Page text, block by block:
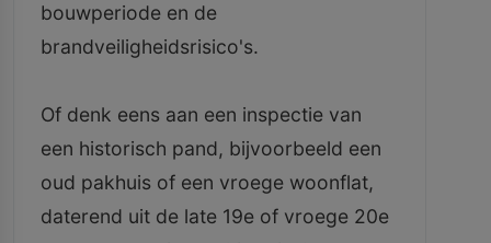
bouwperiode en de
brandveiligheidsrisico's.
Of denk eens aan een inspectie van
een historisch pand, bijvoorbeeld een
oud pakhuis of een vroege woonflat,
daterend uit de late 19e of vroege 20e